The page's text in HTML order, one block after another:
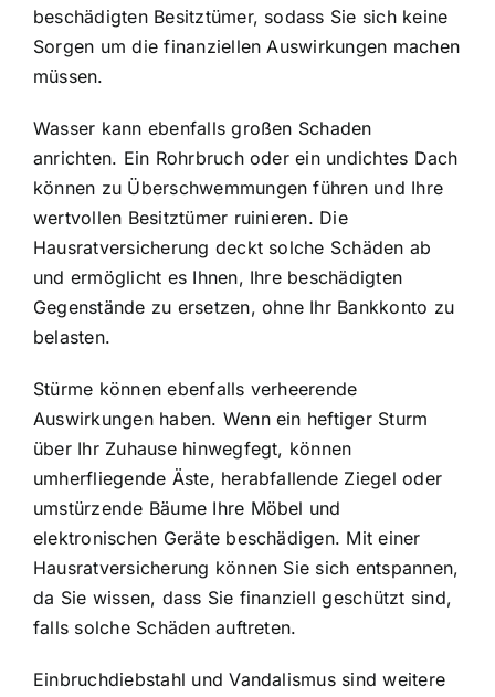
beschädigten Besitztümer, sodass Sie sich keine
Sorgen um die finanziellen Auswirkungen machen
müssen.
Wasser kann ebenfalls großen Schaden
anrichten. Ein Rohrbruch oder ein undichtes Dach
können zu Überschwemmungen führen und Ihre
wertvollen Besitztümer ruinieren. Die
Hausratversicherung deckt solche Schäden ab
und ermöglicht es Ihnen, Ihre beschädigten
Gegenstände zu ersetzen, ohne Ihr Bankkonto zu
belasten.
Stürme können ebenfalls verheerende
Auswirkungen haben. Wenn ein heftiger Sturm
über Ihr Zuhause hinwegfegt, können
umherfliegende Äste, herabfallende Ziegel oder
umstürzende Bäume Ihre Möbel und
elektronischen Geräte beschädigen. Mit einer
Hausratversicherung können Sie sich entspannen,
da Sie wissen, dass Sie finanziell geschützt sind,
falls solche Schäden auftreten.
Einbruchdiebstahl und Vandalismus sind weitere